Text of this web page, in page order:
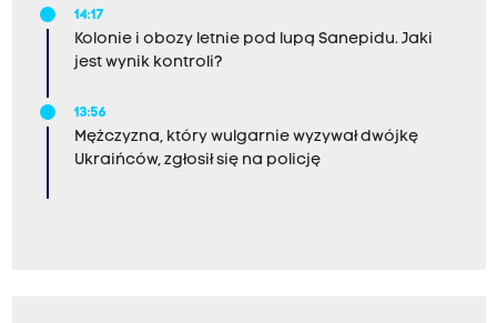
14:17
Kolonie i obozy letnie pod lupą Sanepidu. Jaki
jest wynik kontroli?
13:56
Mężczyzna, który wulgarnie wyzywał dwójkę
Ukraińców, zgłosił się na policję